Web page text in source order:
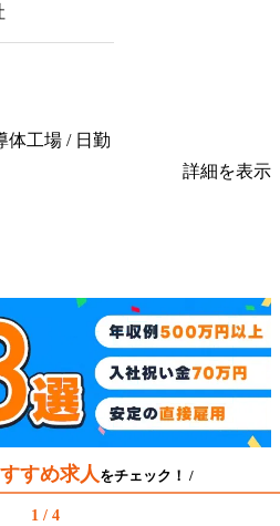
体工場 / 日勤
詳細を表示
すめ求人をチェック！ /
1 / 4